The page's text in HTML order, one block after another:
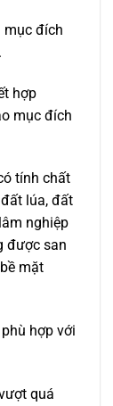
mục đích
hợp
mục đích
tính chất
lúa, đất
nghiệp
được san
mặt
hợp với
quá